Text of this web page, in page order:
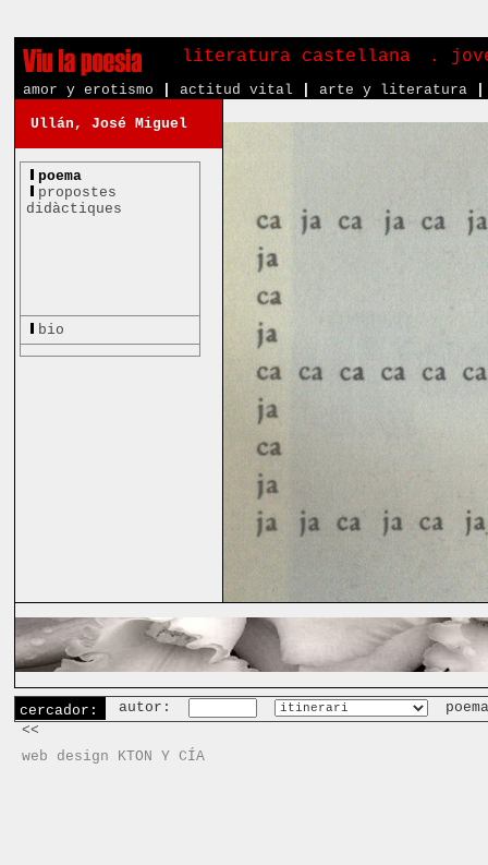
literatura castellana .
amor y erotismo actitud vital arte y literatura
Ullán, José Miguel
poema
propostes
didàctiques
bio
cercador: autor:
<<
web design KTON Y CÍA